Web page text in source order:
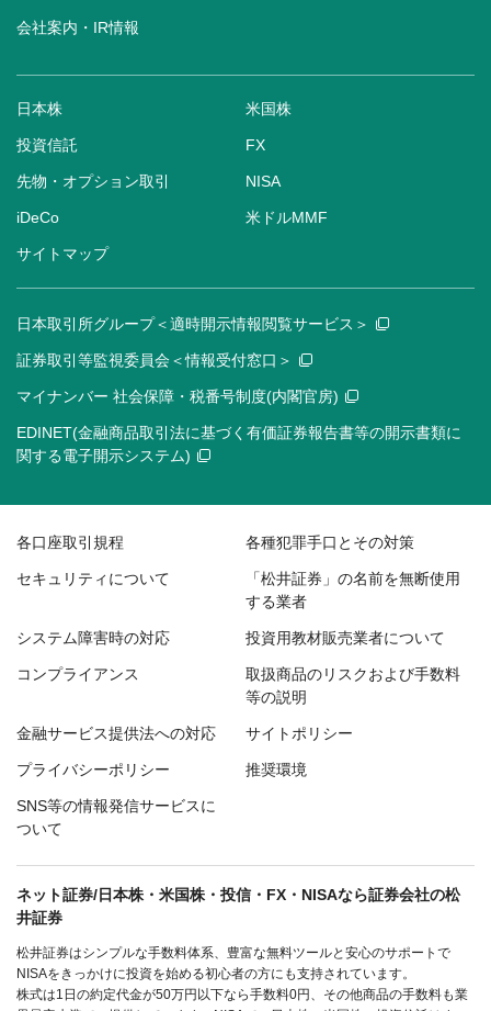
会社案内・IR情報
日本株 米国株
投資信託 FX
先物・オプション取引 NISA
iDeCo 米ドルMMF
サイトマップ
日本取引所グループ＜適時開示情報閲覧サービス＞
証券取引等監視委員会＜情報受付窓口＞
マイナンバー 社会保障・税番号制度(内閣官房)
EDINET(金融商品取引法に基づく有価証券報告書等の開示書類に
関する電子開示システム)
各口座取引規程 各種犯罪手口とその対策
セキュリティについて
「松井証券」の名前を無断使用
する業者
システム障害時の対応 投資用教材販売業者について
コンプライアンス
取扱商品のリスクおよび手数料
等の説明
金融サービス提供法への対応 サイトポリシー
プライバシーポリシー 推奨環境
SNS等の情報発信サービスに
ついて
ネット証券/日本株・米国株・投信・FX・NISAなら証券会社の松
井証券
松井証券はシンプルな手数料体系、豊富な無料ツールと安心のサポートで
NISAをきっかけに投資を始める初心者の方にも支持されています。
株式は1日の約定代金が50万円以下なら手数料0円、その他商品の手数料も業